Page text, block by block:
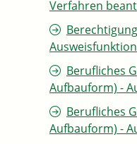
Verfahren
Berufliches
Aufbauform) -
Berufliches
Aufbauform) -